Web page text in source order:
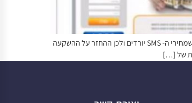
SMS הוא כלי שיווקי נהדר ומאפשר להגיע לקהל היעד שלכם במהירות (95% מהודעות ה- SMS נקראות על ידי הלקוחות תוך 3 דקות) ובזול. עכשיו, שמחירי ה- SMS יורדים ולכן ההחזר על ההשקעה